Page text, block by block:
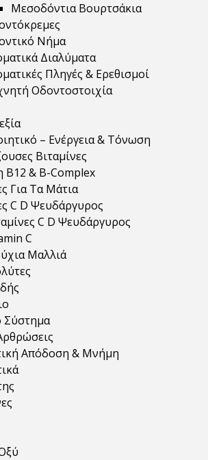
Μεσοδόντια Βουρτσάκια
Νήμα
Διαλύματα
Πληγές & Ερεθισμοί
Οδοντοστοιχία
– Ενέργεια & Τόνωση
Βιταμίνες
B12 & Β-Complex
Για Τα Μάτια
C D Ψευδάργυρος
C D Ψευδάργυρος
C
Μαλλιά
Σύστημα
Απόδοση & Μνήμη